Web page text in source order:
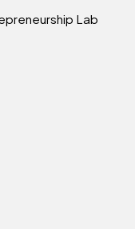
Lab